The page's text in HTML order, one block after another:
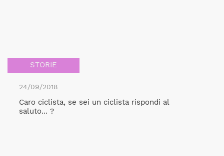
STORIE
24/09/2018
Caro ciclista, se sei un ciclista rispondi al
saluto... ?